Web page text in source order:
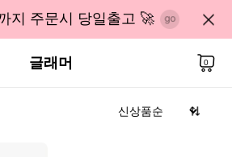
지 주문시 당일출고 🚀
글래머 0